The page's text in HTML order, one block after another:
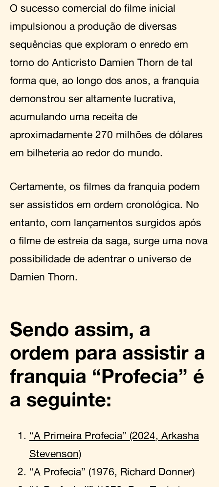
O sucesso comercial do filme inicial
impulsionou a produção de diversas
sequências que exploram o enredo em
torno do Anticristo Damien Thorn de tal
forma que, ao longo dos anos, a franquia
demonstrou ser altamente lucrativa,
acumulando uma receita de
aproximadamente 270 milhões de dólares
em bilheteria ao redor do mundo.
Certamente, os filmes da franquia podem
ser assistidos em ordem cronológica. No
entanto, com lançamentos surgidos após
o filme de estreia da saga, surge uma nova
possibilidade de adentrar o universo de
Damien Thorn.
Sendo assim, a
ordem para assistir a
franquia “Profecia” é
a seguinte:
“A Primeira Profecia” (2024, Arkasha
Stevenson)
“A Profecia” (1976, Richard Donner)